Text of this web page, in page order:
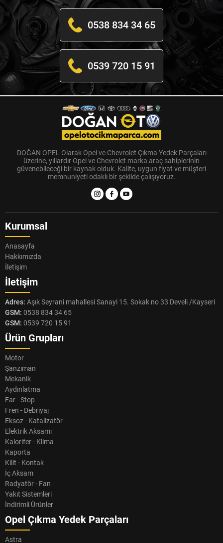
0538 834 34 65
0539 720 15 91
DOĞAN OPEL Olarak Opel ve Chevrolet Çıkma Yedek Parçaları
üzerine, yıllardır Opel ve Chevrolet marka araç sahiplerinin
güvenebileceği bir kaynak olduk. Kalite, uygun fiyat ve müşteri
memnuniyeti odaklı bir şekilde çalışıyoruz.
Kurumsal
Anasayfa
Hakkımızda
İletişim
İletişim
Adres: Aşık Seyrani mahallesi Sanayi 15. Sokak no 33 Develi /Kayseri
GSM: 0538 834 34 65
GSM: 0539 720 15 91
Ürün Grupları
Motor
Şanzıman
Mekanik
Aydınlatma
Far - Stop
Fren - Debriyaj
Eksoz - Katalizatör
Elektrik Aksamı
Kalorifer - Klima
Kaporta
Kilit - Kontak
İç Aksam
Radyatör - Fan
Yakıt Sistemleri
İndirimli Ürünler
Opel Çıkma Yedek Parçaları
Astra